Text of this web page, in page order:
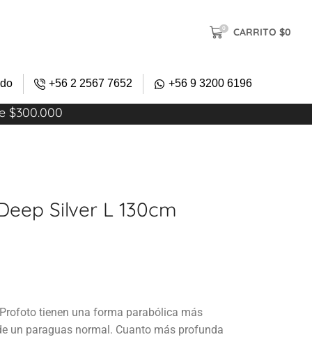
0 CARRITO $0
+56 2 2567 7652 +56 9 3200 6196
$300.000
Silver L 130cm
tienen una forma parabólica más
un paraguas normal. Cuanto más profunda